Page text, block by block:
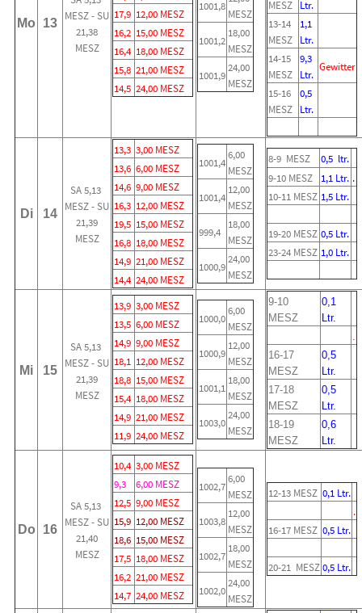
Mo 13
MESZ - SU
21,38
MESZ
17,9 12,00 MESZ
16,2 15,00 MESZ
16,4 18,00 MESZ
15,8 21,00 MESZ
14,5 24,00 MESZ
1001,8
MESZ
1001,2
18,00
MESZ
1001,9
24,00
MESZ
MESZ Ltr.
13-14
MESZ
1,1
Ltr.
14-15
MESZ
9,3
Ltr.
Gewitter
15-16
MESZ
0,5
Ltr.
Di 14
SA 5,13
MESZ - SU
21,39
MESZ
13,3 3,00 MESZ
13,6 6,00 MESZ
14,6 9,00 MESZ
16,3 12,00 MESZ
19,5 15,00 MESZ
16,8 18,00 MESZ
14,9 21,00 MESZ
14,4 24,00 MESZ
1001,4
6,00
MESZ
1001,4
12,00
MESZ
999,4
18,00
MESZ
1000,9
24,00
MESZ
8-9 MESZ
0,5 ltr.
9-10 MESZ
1,1 Ltr. .
10-11 MESZ 1,5 Ltr.
19-20 MESZ 0,5 Ltr.
23-24 MESZ 1,0 Ltr.
Mi 15
SA 5,13
MESZ - SU
21,39
MESZ
13,9 3,00 MESZ
13,5 6,00 MESZ
14,9 9,00 MESZ
18,1 12,00 MESZ
18,8 15,00 MESZ
15,4 18,00 MESZ
14,9 21,00 MESZ
11,9 24,00 MESZ
1000,0
6,00
MESZ
1000,9
12,00
MESZ
1001,1
18,00
MESZ
1003,0
24,00
MESZ
9-10
MESZ
0,1
Ltr.
.
16-17
MESZ
0,5
Ltr.
17-18
MESZ
0,5
Ltr.
18-19
MESZ
0,6
Ltr.
Do 16
SA 5,13
MESZ - SU
21,40
MESZ
10,4 3,00 MESZ
9,3
6,00 MESZ
12,5 9,00 MESZ
15,9 12,00 MESZ
18,6 15,00 MESZ
17,5 18,00 MESZ
16,2 21,00 MESZ
14,7 24,00 MESZ
1002,7
6,00
MESZ
1003,8
12,00
MESZ
1002,7
18,00
MESZ
1002,0
24,00
MESZ
12-13 MESZ 0,1 Ltr.
.
16-17 MESZ 0,5 Ltr.
20-21 MESZ0,5 Ltr.